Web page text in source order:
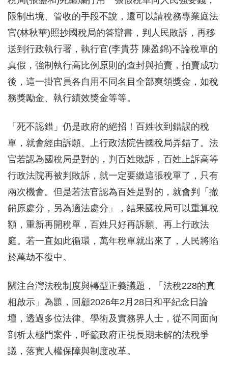
限制出境、管收的手段不說，還可以請稅務專業庭法
官(林秋華)照抄國稅局的答辯書，判人民敗訴，再移
送到行政執行署，執行官(李貴芬 陳盈錦)不論稅單的
真假，強制執行高比例原則的查封與拍賣，拍賣成功
後，這一掛官員各自用不同名目全部爽領獎金，如稅
務獎勵金、執行績效獎金等等。
「死不認錯」仍是政府的絕招！百姓收到錯誤的稅
單，就會經由訴願、上行政法院告國稅局弄錯了。法
官若認為國稅局是對的，判百姓敗訴，百姓上訴高等
行政法院再被判敗訴，就一定要繳這張稅單了，只有
兩次機會。但是若法官認為百姓是對的，就會判「撤
銷原處分，另為適法處分」，結果國稅局可以重算稅
額，重新再開稅單，百姓只好再訴願、再上行政法
庭。若一直如此循環，萬年稅單就出來了，人民將陷
於萬劫不復中。
關注台灣法稅制度與轉型正義議題，「法稅228的真
相啟示」為題，回顧2026年2月28日和平紀念日論
壇，透過多位法律、學術及實務界人士，從不同面向
剖析太極門案件，呼籲政府正視長期未解的法稅爭
議，落實人權保障與制度改革。